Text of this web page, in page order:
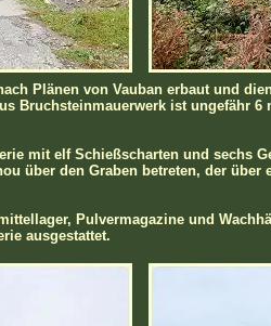
Plänen von Vauban erbaut und
Bruchsteinmauerwerk ist ungefähr
mit elf Schießscharten und sechs
über den Graben betreten, der
Pulvermagazine und
ausgestattet.